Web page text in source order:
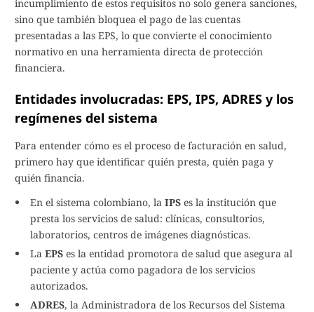
incumplimiento de estos requisitos no solo genera sanciones,
sino que también bloquea el pago de las cuentas
presentadas a las EPS, lo que convierte el conocimiento
normativo en una herramienta directa de protección
financiera.
Entidades involucradas: EPS, IPS, ADRES y los
regímenes del sistema
Para entender cómo es el proceso de facturación en salud,
primero hay que identificar quién presta, quién paga y
quién financia.
En el sistema colombiano, la IPS es la institución que
presta los servicios de salud: clínicas, consultorios,
laboratorios, centros de imágenes diagnósticas.
La EPS es la entidad promotora de salud que asegura al
paciente y actúa como pagadora de los servicios
autorizados.
ADRES, la Administradora de los Recursos del Sistema